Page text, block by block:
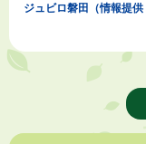
ジュビロ磐田（情報提供
2026年8月5日
掛川市広告入り窓口封筒
【日本DX大賞2026】ポ